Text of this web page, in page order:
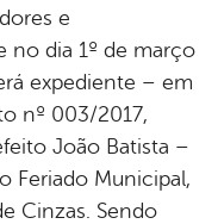
e
no dia 1º de março
expediente – em
nº 003/2017,
João Batista –
Feriado Municipal,
Cinzas. Sendo